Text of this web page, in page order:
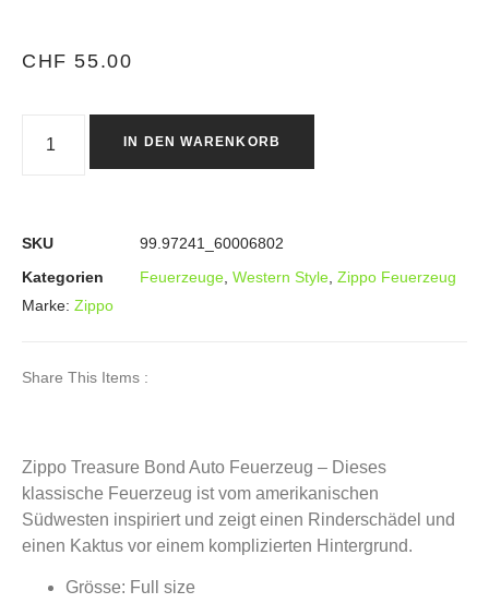
CHF 55.00
IN DEN WARENKORB
SKU
99.97241_60006802
Kategorien
Feuerzeuge Western Style Zippo Feuerzeug
Marke: Zippo
Share This Items :
Zippo Treasure Bond Auto Feuerzeug – Dieses
klassische Feuerzeug ist vom amerikanischen
Südwesten inspiriert und zeigt einen Rinderschädel und
einen Kaktus vor einem komplizierten Hintergrund.
Grösse: Full size